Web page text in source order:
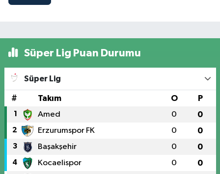
Süper Lig Puan Durumu
Süper Lig
# Takım O P
1 Amed 0 0
2 Erzurumspor FK 0 0
3 Başakşehir 0 0
4 Kocaelispor 0 0